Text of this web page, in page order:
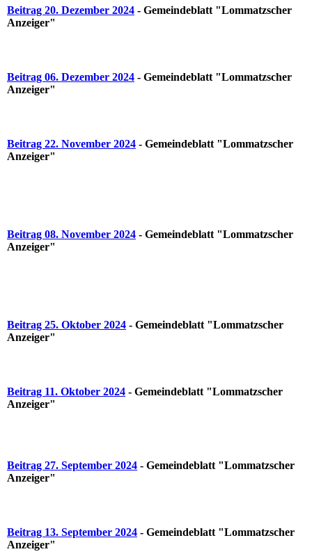
Beitrag 20. Dezember 2024 - Gemeindeblatt "Lommatzscher
Anzeiger"
Beitrag 06. Dezember 2024 - Gemeindeblatt "Lommatzscher
Anzeiger"
Beitrag 22. November 2024 - Gemeindeblatt "Lommatzscher
Anzeiger"
Beitrag 08. November 2024 - Gemeindeblatt "Lommatzscher
Anzeiger"
Beitrag 25. Oktober 2024 - Gemeindeblatt "Lommatzscher
Anzeiger"
Beitrag 11. Oktober 2024 - Gemeindeblatt "Lommatzscher
Anzeiger"
Beitrag 27. September 2024 - Gemeindeblatt "Lommatzscher
Anzeiger"
Beitrag 13. September 2024 - Gemeindeblatt "Lommatzscher
Anzeiger"